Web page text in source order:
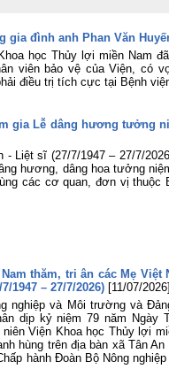
Đảng
Viện
các
gia
khó
Viện
chức
27/7/
Rà
liên
hiệu
động
ninh
gia đình anh Phan Văn
học Thủy lợi miền Nam
viên bảo vệ của Viện, có
điều trị tích cực tại Bệnh
gia Lễ dâng hương tưởng
Liệt sĩ (27/7/1947 – 27/7/
hương, dâng hoa tưởng
các cơ quan, đơn vị thuộc
thăm, tri ân các Mẹ Việt
1947 – 27/7/2026) [11/07/2026]
nghiệp và Môi trường và
dịp kỷ niệm 79 năm Ngày
Viện Khoa học Thủy lợi
hùng trên địa bàn xã Tân
hành Đoàn Bộ Nông